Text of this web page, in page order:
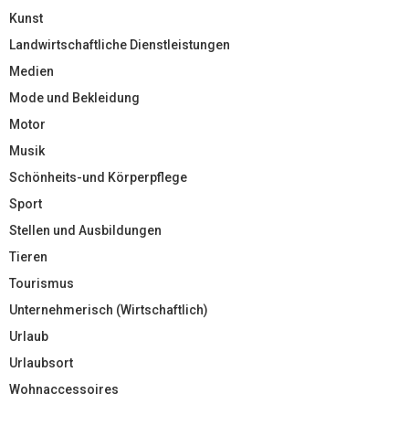
Kunst
Landwirtschaftliche Dienstleistungen
Medien
Mode und Bekleidung
Motor
Musik
Schönheits-und Körperpflege
Sport
Stellen und Ausbildungen
Tieren
Tourismus
Unternehmerisch (Wirtschaftlich)
Urlaub
Urlaubsort
Wohnaccessoires